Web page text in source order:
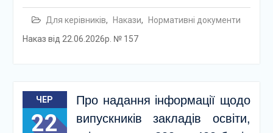
Для керівників, Накази,
Нормативні документи
Наказ від 22.06.2026р. № 157
ЧЕР
22
Про надання інформації щодо
випускників закладів освіти,